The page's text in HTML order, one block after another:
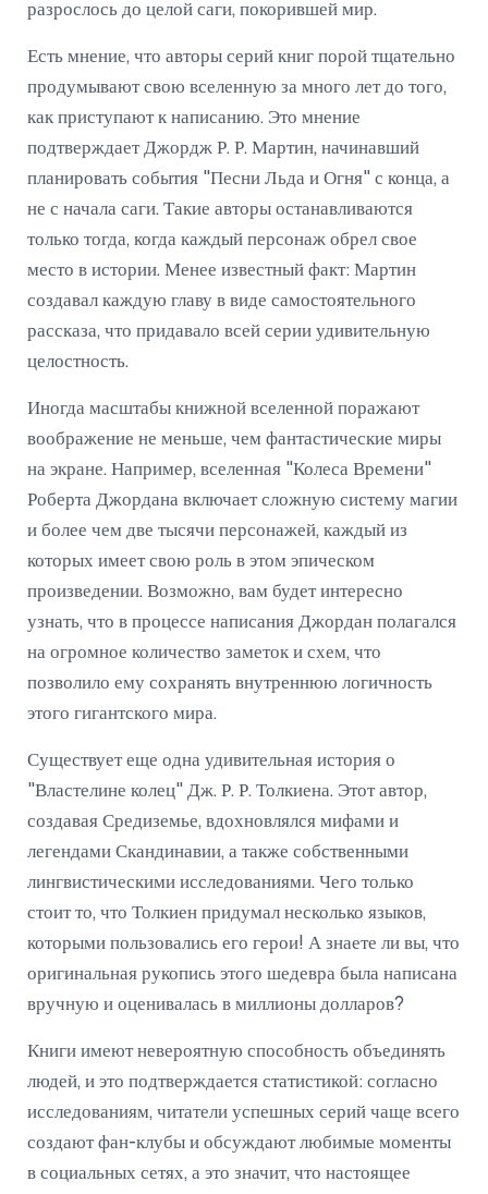
разрослось до целой саги, покорившей мир.
Есть мнение, что авторы серий книг порой тщательно
продумывают свою вселенную за много лет до того,
как приступают к написанию. Это мнение
подтверждает Джордж Р. Р. Мартин, начинавший
планировать события "Песни Льда и Огня" с конца, а
не с начала саги. Такие авторы останавливаются
только тогда, когда каждый персонаж обрел свое
место в истории. Менее известный факт: Мартин
создавал каждую главу в виде самостоятельного
рассказа, что придавало всей серии удивительную
целостность.
Иногда масштабы книжной вселенной поражают
воображение не меньше, чем фантастические миры
на экране. Например, вселенная "Колеса Времени"
Роберта Джордана включает сложную систему магии
и более чем две тысячи персонажей, каждый из
которых имеет свою роль в этом эпическом
произведении. Возможно, вам будет интересно
узнать, что в процессе написания Джордан полагался
на огромное количество заметок и схем, что
позволило ему сохранять внутреннюю логичность
этого гигантского мира.
Существует еще одна удивительная история о
"Властелине колец" Дж. Р. Р. Толкиена. Этот автор,
создавая Средиземье, вдохновлялся мифами и
легендами Скандинавии, а также собственными
лингвистическими исследованиями. Чего только
стоит то, что Толкиен придумал несколько языков,
которыми пользовались его герои! А знаете ли вы, что
оригинальная рукопись этого шедевра была написана
вручную и оценивалась в миллионы долларов?
Книги имеют невероятную способность объединять
людей, и это подтверждается статистикой: согласно
исследованиям, читатели успешных серий чаще всего
создают фан-клубы и обсуждают любимые моменты
в социальных сетях, а это значит, что настоящее